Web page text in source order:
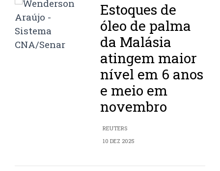
Estoques de
óleo de palma
da Malásia
atingem maior
nível em 6 anos
e meio em
novembro
REUTERS
10 DEZ 2025